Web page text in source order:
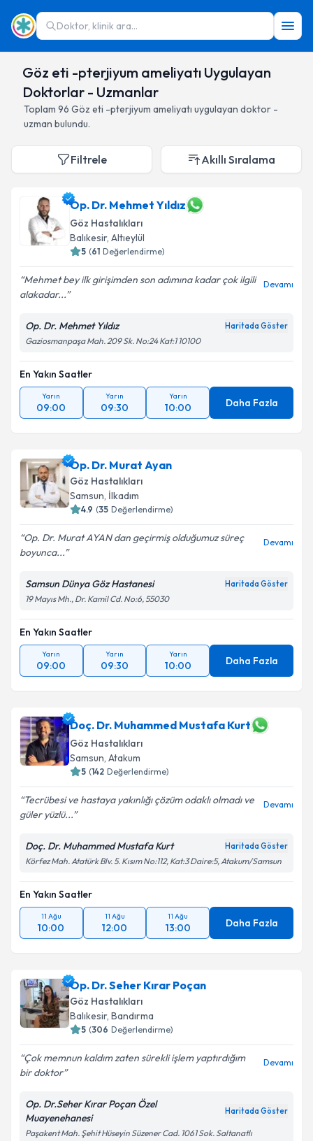
Doktor, klinik ara...
Göz eti -pterjiyum ameliyatı Uygulayan
Doktorlar - Uzmanlar
Toplam 96 Göz eti -pterjiyum ameliyatı uygulayan doktor -
uzman bulundu.
Filtrele Akıllı Sıralama
Op. Dr. Mehmet Yıldız
Göz Hastalıkları
Balıkesir, Altıeylül
5 (61 Değerlendirme)
Mehmet bey ilk girişimden son adımına kadar çok ilgili
alakadar...
Devamı
Op. Dr. Mehmet Yıldız Haritada Göster
Gaziosmanpaşa Mah. 209 Sk. No:24 Kat:1 10100
En Yakın Saatler
Yarın
09:00
Yarın
09:30
Yarın
10:00 Daha Fazla
Op. Dr. Murat Ayan
Göz Hastalıkları
Samsun, İlkadım
4.9 (35 Değerlendirme)
Op. Dr. Murat AYAN dan geçirmiş olduğumuz süreç
boyunca...
Devamı
Samsun Dünya Göz Hastanesi Haritada Göster
19 Mayıs Mh., Dr. Kamil Cd. No:6, 55030
En Yakın Saatler
Yarın
09:00
Yarın
09:30
Yarın
10:00 Daha Fazla
Doç. Dr. Muhammed Mustafa Kurt
Göz Hastalıkları
Samsun, Atakum
5 (142 Değerlendirme)
Tecrübesi ve hastaya yakınlığı çözüm odaklı olmadı ve
güler yüzlü...
Devamı
Doç. Dr. Muhammed Mustafa Kurt Haritada Göster
Körfez Mah. Atatürk Blv. 5. Kısım No:112, Kat:3 Daire:5, Atakum/Samsun
En Yakın Saatler
11 Ağu
10:00
11 Ağu
12:00
11 Ağu
13:00 Daha Fazla
Op. Dr. Seher Kırar Poçan
Göz Hastalıkları
Balıkesir, Bandırma
5 (306 Değerlendirme)
Çok memnun kaldım zaten sürekli işlem yaptırdığım
bir doktor
Devamı
Op. Dr.Seher Kırar Poçan Özel
Muayenehanesi
Haritada Göster
Paşakent Mah. Şehit Hüseyin Süzener Cad. 1061 Sok. Saltanatlı